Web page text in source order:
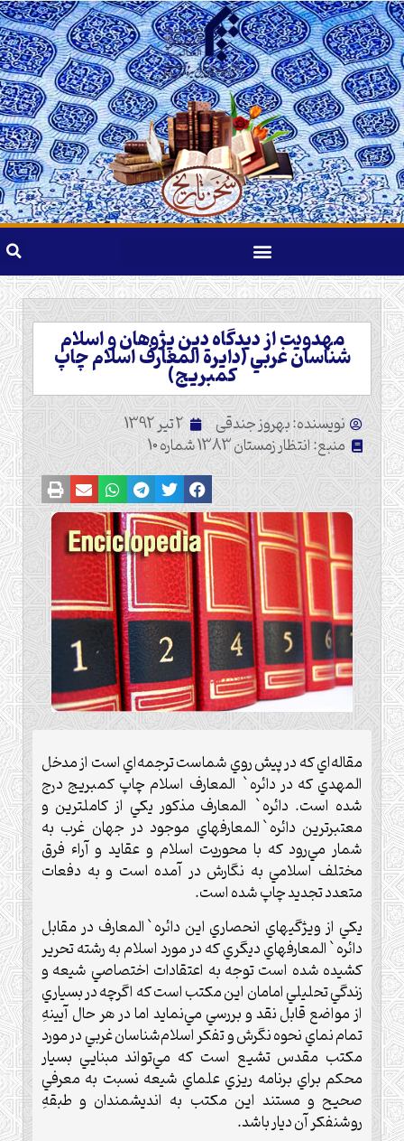
مهدويت از ديدگاه دين پژوهان و اسلام
شناسان غربي (دايرة المعارف اسلام چاپ
کمبريج)
نویسنده: بهروز جندقی 2 تیر 1392
منبع: انتظار زمستان 1383 شماره 10
مقاله‌اي كه در پيش روي شماست ترجمه‌اي است از مدخل
المهدي كه در دائره` المعارف اسلام چاپ كمبريج درج
شده است. دائره` المعارف مذكور يكي از كاملترين و
معتبرترين دائره`‌المعارفهاي موجود در جهان غرب به
شمار مي‌رود كه با محوريت اسلام و عقايد و آراء فرق
مختلف اسلا‌مي به نگارش در آمده است و به دفعات
متعدد تجديد چاپ شده است.
يكي از ويژگيهاي انحصاري اين دائره`‌المعارف در مقابل
دائره`‌المعارفهاي ديگري كه در مورد اسلام به رشته تحرير
كشيده شده است توجه به اعتقادات اختصاصي شيعه و
زندگي تحليلي امامان اين مكتب است كه اگرچه در بسياري
از مواضع قابل نقد و بررسي مي‌نمايد اما در هر حال آيينهِ
تمام نماي نحوه نگرش و تفكر اسلام‌شناسان غربي در مورد
مكتب مقدس تشيع است كه مي‌تواند مبنايي بسيار
محكم براي برنامه ريزي علماي شيعه نسبت به معرفي
صحيح و مستند اين مكتب به انديشمندان و طبقهِ
روشنفكر آن ديار باشد.